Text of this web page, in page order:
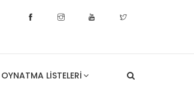
OYNATMA LISTELERI